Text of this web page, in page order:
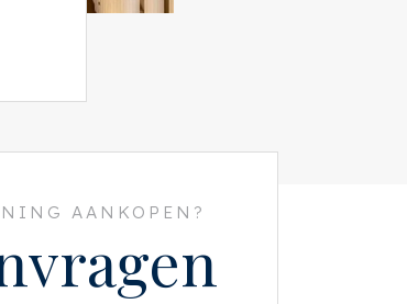
AANKOPEN?